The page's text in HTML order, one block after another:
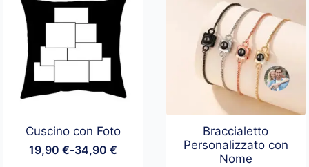
a
21,90 €
Cuscino con Foto
19,90€-34,90€
Fascia
Braccialetto
Personalizzato con
Nome